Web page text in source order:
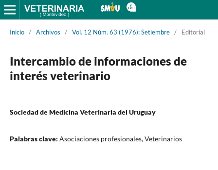
Inicio / Archivos / Vol. 12 Núm. 63 (1976): Setiembre / Editorial
Intercambio de informaciones de
interés veterinario
Sociedad de Medicina Veterinaria del Uruguay
Palabras clave: Asociaciones profesionales, Veterinarios